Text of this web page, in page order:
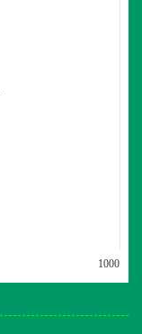
1000